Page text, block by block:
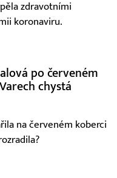
zdravotními
koronaviru.
po červeném
chystá
na červeném koberci